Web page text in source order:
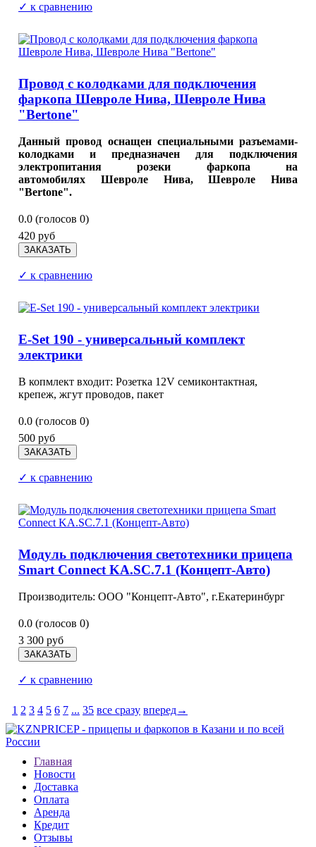
✓ к сравнению
Провод с колодками для подключения
фаркопа Шевроле Нива, Шевроле Нива
"Bertone"
Данный провод оснащен специальными разъемами-
колодками и предназначен для подключения
электропитания розеки фаркопа на
автомобилях Шевроле Нива, Шевроле Нива
"Bertone".
0.0 (голосов 0)
420 руб
✓ к сравнению
E-Set 190 - универсальный комплект
электрики
В копмлект входит: Розетка 12V семиконтактная,
крепеж, жгут проводов, пакет
0.0 (голосов 0)
500 руб
✓ к сравнению
Модуль подключения светотехники прицепа
Smart Connect KA.SC.7.1 (Концепт-Авто)
Производитель: ООО "Концепт-Авто", г.Екатеринбург
0.0 (голосов 0)
3 300 руб
✓ к сравнению
1 2 3 4 5 6 7 ... 35 все сразу вперед→
Главная
Новости
Доставка
Оплата
Аренда
Кредит
Отзывы